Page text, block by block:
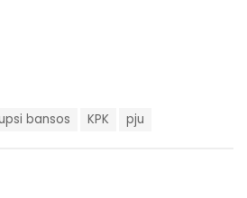
bansos KPK pju